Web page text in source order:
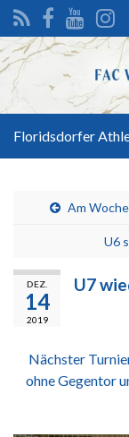
Floridsdorfer
Am
U6
DEZ.
14
2019
U7
Nächster
ohne Gegentor